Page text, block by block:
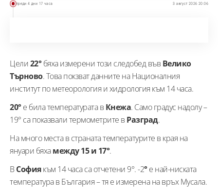
преди 4 дни 17 часа 3 август 2026 20:06
Цели22°бяха измерени този следобед във Велико
Търново. Това покзват данните на Националния
институт по метеорология и хидрология към 14 часа.
20°е била температурата в Кнежа. Само градус надолу –
19° са показвали термометрите в Разград.
На много места в страната температурите в края на
януари бяхамежду 15 и 17°.
ВСофиякъм 14 часа са отчетени 9°. -2°е най-ниската
температура в България – тя е измерена на връх Мусала.